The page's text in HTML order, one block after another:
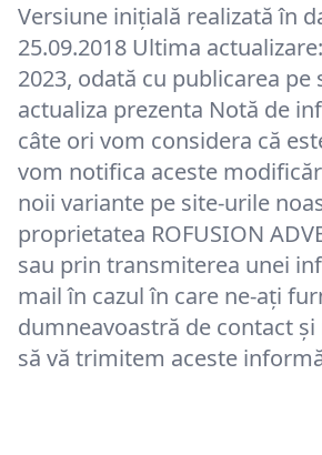
Versiune inițială realizată în
25.09.2018 Ultima
2023, odată cu publicarea pe
actualiza prezenta Notă de
câte ori vom considera că
vom notifica aceste
noii variante pe site-urile
proprietatea ROFUSION
sau prin transmiterea unei
mail în cazul în care ne-ați
dumneavoastră de contact
să vă trimitem aceste